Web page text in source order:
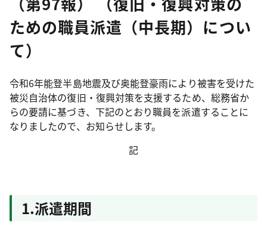
ための職員派遣（中長期）につい
て）
令和6年能登半島地震及び奥能登豪雨により被害を受けた
被災自治体の復旧・復興対策を支援するため、総務省か
らの要請に基づき、下記のとおり職員を派遣することに
なりましたので、お知らせします。
記
1.派遣期間